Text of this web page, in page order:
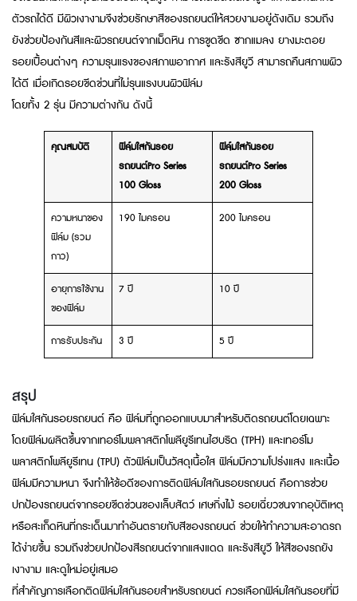
ตัวรถได้ดี มีผิวเงางามจึงช่วยรักษาสีของรถยนต์ให้สวยงามอยู่ดังเดิม รวมถึง
ยังช่วยป้องกันสีและผิวรถยนต์จากเม็ดหิน การขูดขีด ซากแมลง ยางมะตอย
รอยเปื้อนต่างๆ ความรุนแรงของสภาพอากาศ และรังสียูวี สามารถคืนสภาพผิว
ได้ดี เมื่อเกิดรอยขีดข่วนที่ไม่รุนแรงบนผิวฟิล์ม
โดยทั้ง 2 รุ่น มีความต่างกัน ดังนี้
คุณสมบัติ
ฟิล์มใสกันรอย
รถยนต์Pro Series
100 Gloss
ฟิล์มใสกันรอย
รถยนต์Pro Series
200 Gloss
ความหนาของ
ฟิล์ม (รวม
กาว)
190 ไมครอน 200 ไมครอน
อายุการใช้งาน
ของฟิล์ม
7 ปี 10 ปี
การรับประกัน 3 ปี 5 ปี
สรุป
ฟิล์มใสกันรอยรถยนต์ คือ ฟิล์มที่ถูกออกแบบมาสำหรับติดรถยนต์โดยเฉพาะ
โดยฟิล์มผลิตขึ้นจากเทอร์โมพลาสติกโพลียูรีเทนไฮบริด (TPH) และเทอร์โม
พลาสติกโพลียูรีเทน (TPU) ตัวฟิล์มเป็นวัสดุเนื้อใส ฟิล์มมีความโปร่งแสง และเนื้อ
ฟิล์มมีความหนา จึงทำให้ข้อดีของการติดฟิล์มใสกันรอยรถยนต์ คือการช่วย
ปกป้องรถยนต์จากรอยขีดข่วนของเล็บสัตว์ เศษกิ่งไม้ รอยเฉี่ยวชนจากอุบัติเหตุ
หรือสะเก็ดหินที่กระเด็นมาทำอันตรายกับสีของรถยนต์ ช่วยให้ทำความสะอาดรถ
ได้ง่ายขึ้น รวมถึงช่วยปกป้องสีรถยนต์จากแสงแดด และรังสียูวี ให้สีของรถยัง
เงางาม และดูใหม่อยู่เสมอ
ที่สำคัญการเลือกติดฟิล์มใสกันรอยสำหรับรถยนต์ ควรเลือกฟิล์มใสกันรอยที่มี